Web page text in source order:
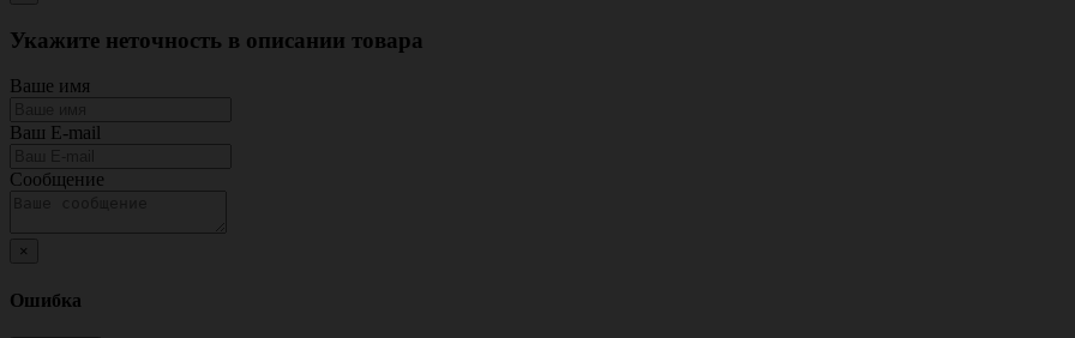
Укажите неточность в описании товара
Ваше имя
Ваш E-mail
Сообщение
×
Ошибка